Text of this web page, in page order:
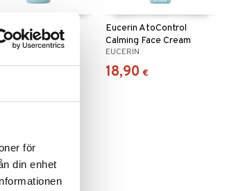
för
din enhet
AtoControl
Balm
Eucerin AtoControl
Calming Face Cream
EUCERIN
18,90 €